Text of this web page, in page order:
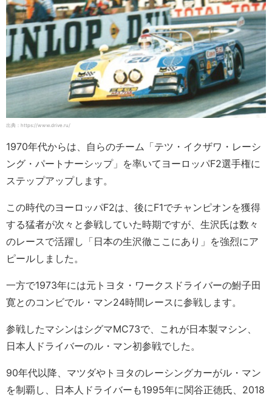
出典：https://www.drive.ru/
1970年代からは、自らのチーム「テツ・イクザワ・レーシ
ング・パートナーシップ」を率いてヨーロッパF2選手権に
ステップアップします。
この時代のヨーロッパF2は、後にF1でチャンピオンを獲得
する猛者が次々と参戦していた時期ですが、生沢氏は数々
のレースで活躍し「日本の生沢徹ここにあり」を強烈にア
ピールしました。
一方で1973年には元トヨタ・ワークスドライバーの鮒子田
寛とのコンビでル・マン24時間レースに参戦します。
参戦したマシンはシグマMC73で、これが日本製マシン、
日本人ドライバーのル・マン初参戦でした。
90年代以降、マツダやトヨタのレーシングカーがル・マン
を制覇し、日本人ドライバーも1995年に関谷正徳氏、2018